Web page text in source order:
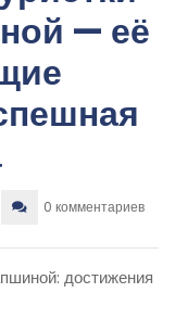
— её
0 комментариев